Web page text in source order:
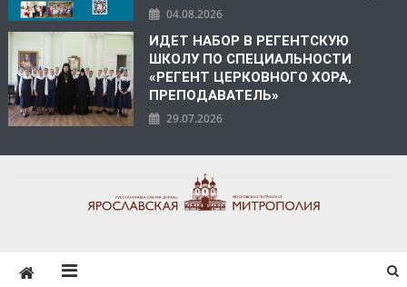
04.08.2026
ИДЕТ НАБОР В РЕГЕНТСКУЮ
ШКОЛУ ПО СПЕЦИАЛЬНОСТИ
«РЕГЕНТ ЦЕРКОВНОГО ХОРА,
ПРЕПОДАВАТЕЛЬ»
29.07.2026